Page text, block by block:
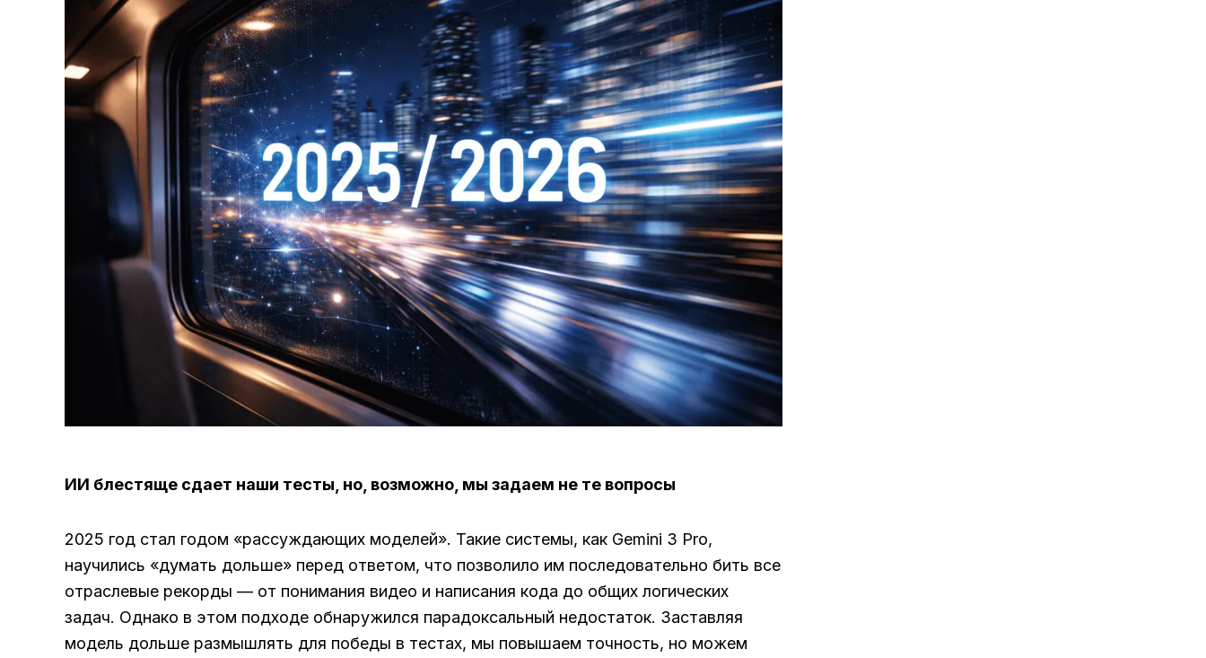
ИИ блестяще сдает наши тесты, но, возможно, мы задаем не те вопросы
2025 год стал годом «рассуждающих моделей». Такие системы, как Gemini 3 Pro,
научились «думать дольше» перед ответом, что позволило им последовательно бить все
отраслевые рекорды — от понимания видео и написания кода до общих логических
задач. Однако в этом подходе обнаружился парадоксальный недостаток. Заставляя
модель дольше размышлять для победы в тестах, мы повышаем точность, но можем